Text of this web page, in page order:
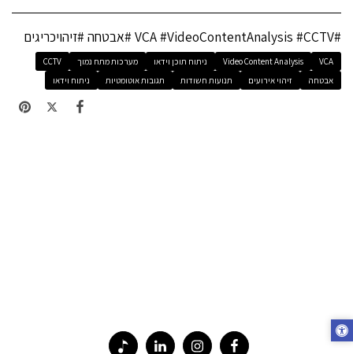
#VCA #VideoContentAnalysis #CCTV #אבטחה #זיהויכריגים
VCA
Video Content Analysis ניתוח תוכן וידאו מערכות מתח נמוך
CCTV
אבטחה
זיהוי אירועים תנועות חשודות תגובות אוטומטיות ניתוח וידאו